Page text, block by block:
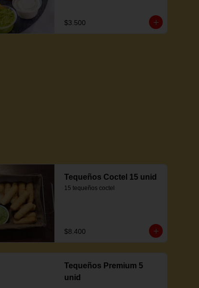
$3.500
Tequeños Coctel 15 unid
15 tequeños coctel
$8.400
Tequeños Premium 5
unid